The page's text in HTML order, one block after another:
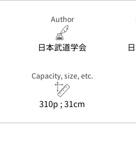
Author
日本武道学会
Capacity, size, etc.
310p ; 31cm